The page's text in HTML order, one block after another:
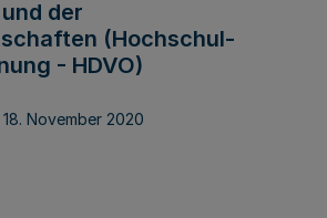
der
(Hochschul-
- HDVO)
November 2020